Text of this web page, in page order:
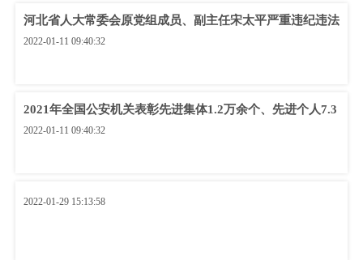
河北省人大常委会原党组成员、副主任宋太平严重违纪违法
2022-01-11 09:40:32
2021年全国公安机关表彰先进集体1.2万余个、先进个人7.3
2022-01-11 09:40:32
2022-01-29 15:13:58